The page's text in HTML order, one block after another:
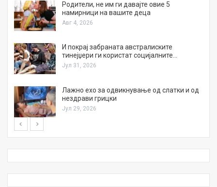
Родители, не им ги давајте овие 5
намирници на вашите деца
Авг 4, 2026
И покрај забраната австралиските
тинејџери ги користат социјалните…
Јул 31, 2026
Лажно ехо за одвикнување од слатки и од
нездрави грицки
Јул 29, 2026